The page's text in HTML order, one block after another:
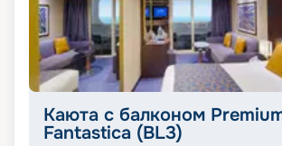
Каюта с балконом
Fantastica (BL3)